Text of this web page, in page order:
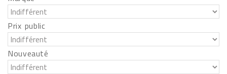
Prix public
Nouveauté